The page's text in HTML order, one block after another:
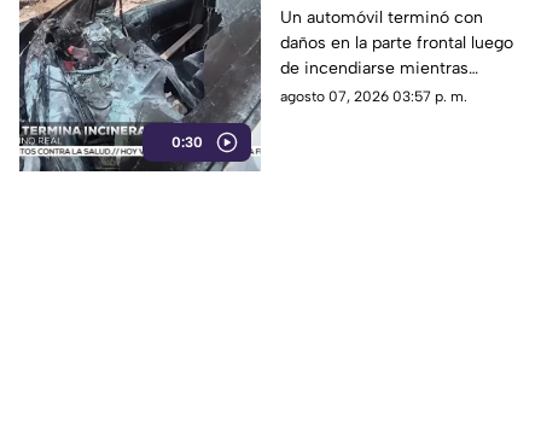
0:30
calles de Ciudad Juárez
| VIDEO
Un automóvil terminó con
daños en la parte frontal luego
de incendiarse mientras
circulaba por el Camino Real.
agosto 07, 2026 03:57 p. m.